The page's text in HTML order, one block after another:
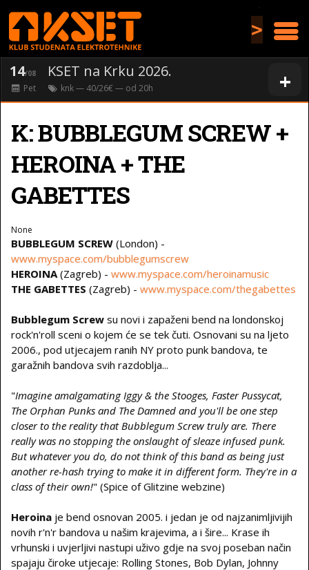
>
+
14/08 KSET na Krku 2026.
Pet knk— 40/26€ — od 20h
K: BUBBLEGUM SCREW +
HEROINA + THE
GABETTES
None
BUBBLEGUM SCREW (London) -
www.myspace.com/bubblegumscrew
HEROINA(Zagreb) - www.myspace.com/heroinamusic
THE GABETTES (Zagreb) - www.myspace.com/thegabettes
Bubblegum Screw su novi i zapaženi bend na londonskoj
rock'n'roll sceni o kojem će se tek čuti. Osnovani su na ljeto
2006., pod utjecajem ranih NY proto punk bandova, te
garažnih bandova svih razdoblja...
"Imagine amalgamating Iggy & the Stooges, Faster Pussycat,
The Orphan Punks and The Damned and you'll be one step
closer to the reality that Bubblegum Screw truly are. There
really was no stopping the onslaught of sleaze infused punk.
But whatever you do, do not think of this band as being just
another re-hash trying to make it in different form. They're in a
class of their own!" (Spice of Glitzine webzine)
Heroina je bend osnovan 2005. i jedan je od najzanimljivijih
novih r'n'r bandova u našim krajevima, a i šire... Krase ih
vrhunski i uvjerljivi nastupi uživo gdje na svoj poseban način
spajaju čiroke utjecaje: Rolling Stones, Bob Dylan, Johnny